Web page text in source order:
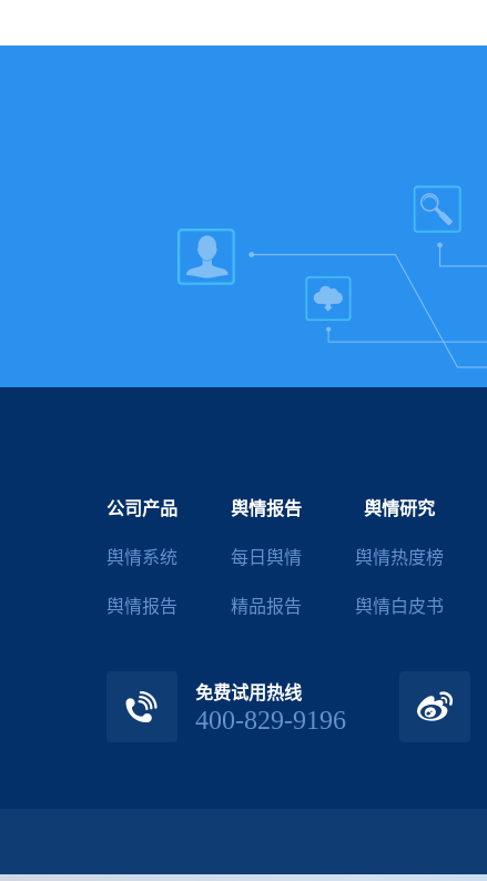
公司产品
舆情系统
舆情报告
舆情报告
每日舆情
精品报告
舆情研究
舆情热度榜
舆情白皮书
免费试用热线
400-829-9196